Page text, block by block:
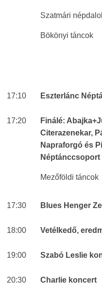
Szatmári
Bökönyi táncok
17:10 Eszterlánc
17:20
Finálé:
Citerazenekar,
Napraforgó és
Mezőföldi táncok
17:30 Blues Henger
18:00 Vetélkedő,
19:00 Szabó Leslie
20:30 Charlie koncert